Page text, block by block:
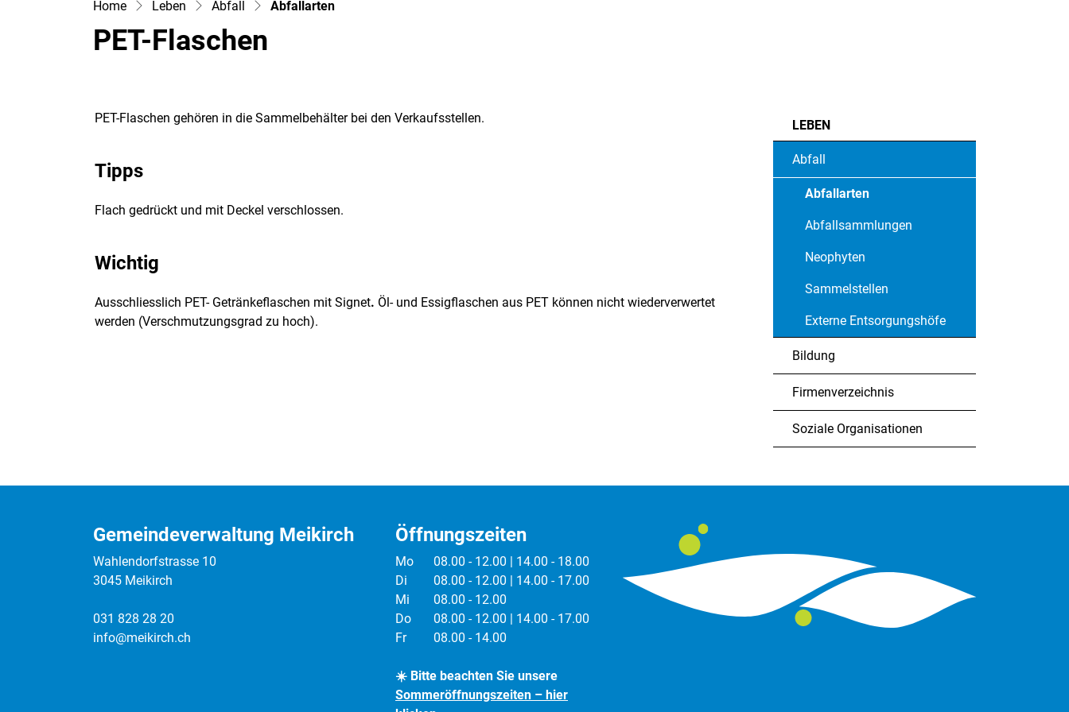
Leben Abfall Abfallarten(ausgewählt)
PET-Flaschen
LEBEN
Abfall
Abfallarten
(ausgewählt)
Abfallsammlungen
Neophyten
Sammelstellen
Externe Entsorgungshöfe
Bildung
Firmenverzeichnis
Soziale Organisationen
PET-Flaschen gehören in die Sammelbehälter bei den Verkaufsstellen.
Tipps
Flach gedrückt und mit Deckel verschlossen.
Wichtig
Ausschliesslich PET- Getränkeflaschen mit Signet. Öl- und Essigflaschen aus PET können nicht wiederverwertet
werden (Verschmutzungsgrad zu hoch).
Gemeindeverwaltung Meikirch
Wahlendorfstrasse 10
3045 Meikirch
031 828 28 20
info@meikirch.ch
Öffnungszeiten
Mo
08.00 - 12.00 | 14.00 - 18.00
Di
08.00 - 12.00 | 14.00 - 17.00
Mi
08.00 - 12.00
Do
08.00 - 12.00 | 14.00 - 17.00
Fr
08.00 - 14.00
☀️ Bitte beachten Sie unsere
Sommeröffnungszeiten – hier